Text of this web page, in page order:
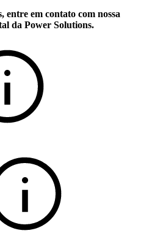
entre em contato com nossa
da Power Solutions.